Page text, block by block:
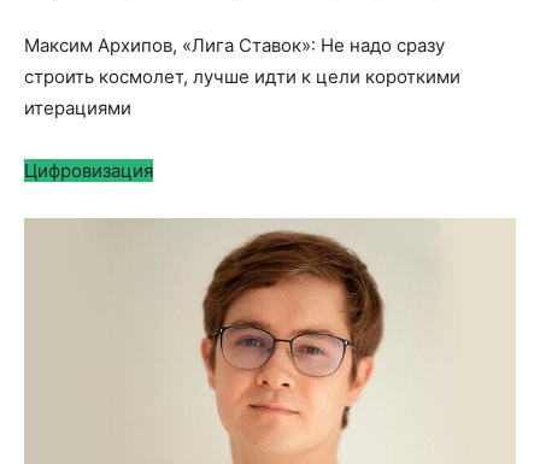
Максим Архипов, «Лига Ставок»: Не надо сразу
строить космолет, лучше идти к цели короткими
итерациями
Цифровизация